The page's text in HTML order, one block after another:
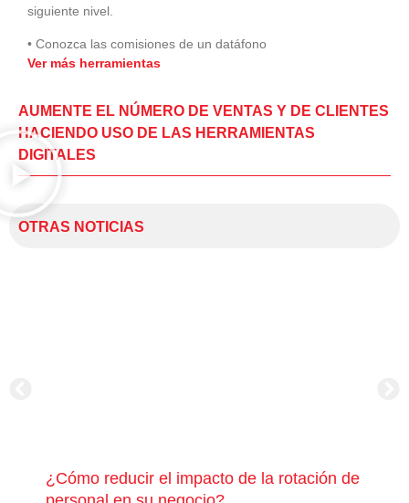
siguiente nivel.
• Conozca las comisiones de un datáfono
Ver más herramientas
AUMENTE EL NÚMERO DE VENTAS Y DE CLIENTES
HACIENDO USO DE LAS HERRAMIENTAS
DIGITALES
OTRAS NOTICIAS
¿Cómo reducir el impacto de la rotación de